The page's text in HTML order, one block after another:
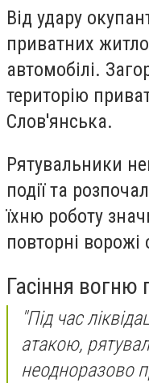
Від удару
приватних
автомобілі.
територію
Слов'янська.
Рятувальники
події та
їхню роботу
повторні ворожі
Гасіння вогню
"Під час
атакою,
неодноразово